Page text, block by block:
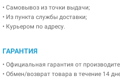
• Самовывоз из точки выдачи;
• Из пункта службы доставки;
• Курьером по адресу.
ГАРАНТИЯ
• Официальная гарантия от
• Обмен/возврат товара в течение 14